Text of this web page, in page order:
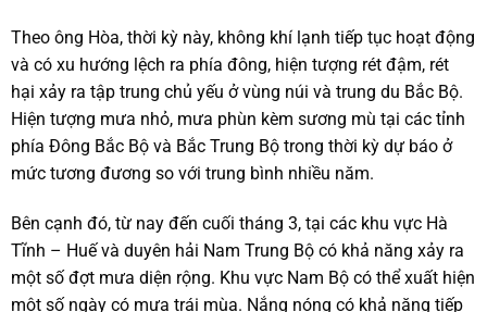
Theo ông Hòa, thời kỳ này, không khí lạnh tiếp tục hoạt động
và có xu hướng lệch ra phía đông, hiện tượng rét đậm, rét
hại xảy ra tập trung chủ yếu ở vùng núi và trung du Bắc Bộ.
Hiện tượng mưa nhỏ, mưa phùn kèm sương mù tại các tỉnh
phía Đông Bắc Bộ và Bắc Trung Bộ trong thời kỳ dự báo ở
mức tương đương so với trung bình nhiều năm.
Bên cạnh đó, từ nay đến cuối tháng 3, tại các khu vực Hà
Tĩnh – Huế và duyên hải Nam Trung Bộ có khả năng xảy ra
một số đợt mưa diện rộng. Khu vực Nam Bộ có thể xuất hiện
một số ngày có mưa trái mùa. Nắng nóng có khả năng tiếp